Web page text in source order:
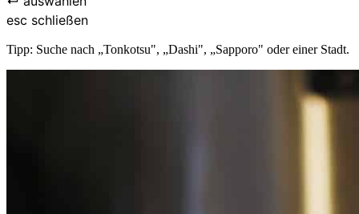
esc schließen
Tipp: Suche nach „Tonkotsu", „Dashi", „Sapporo" oder einer Stadt.